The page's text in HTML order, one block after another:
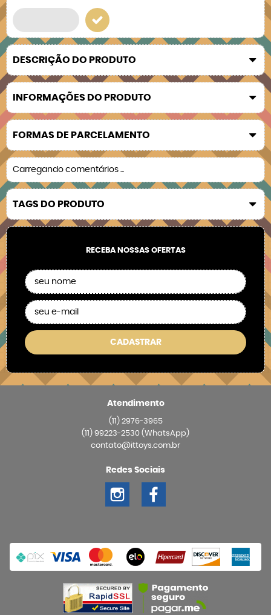
DESCRIÇÃO DO PRODUTO
INFORMAÇÕES DO PRODUTO
FORMAS DE PARCELAMENTO
Carregando comentários ...
TAGS DO PRODUTO
RECEBA NOSSAS OFERTAS
CADASTRAR
Atendimento
(11)2976-3965
(11) 99223-2530 (WhatsApp)
contato@ittoys.com.br
Redes Sociais